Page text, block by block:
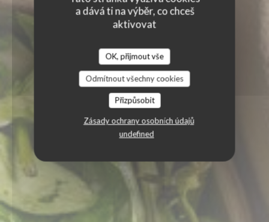
a dává ti na výběr, co chceš
aktivovat
OK, přijmout vše
Odmítnout všechny cookies
Přizpůsobit
Zásady ochrany osobních údajů
undefined